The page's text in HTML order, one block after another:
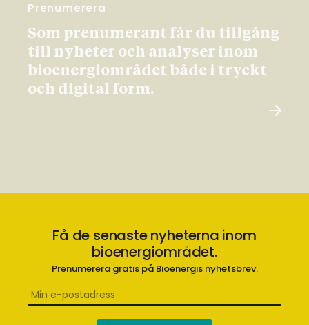
Prenumerera
Som prenumerant får du tillgång
till nyheter och analyser inom
bioenergiområdet både i tryckt
och digital form.
Få de senaste nyheterna inom
bioenergiområdet.
Prenumerera gratis på Bioenergis nyhetsbrev.